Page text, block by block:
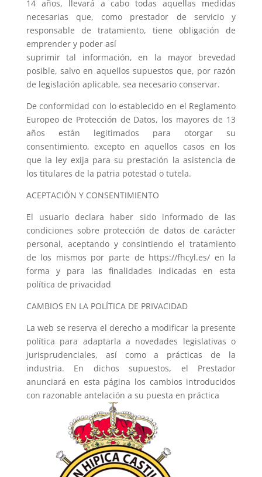
14 años, llevará a cabo todas aquellas medidas
necesarias que, como prestador de servicio y
responsable de tratamiento, tiene obligación de
emprender y poder así
suprimir tal información, en la mayor brevedad
posible, salvo en aquellos supuestos que, por razón
de legislación aplicable, sea necesario conservar.
De conformidad con lo establecido en el Reglamento
Europeo de Protección de Datos, los mayores de 13
años están legitimados para otorgar su
consentimiento, excepto en aquellos casos en los
que la ley exija para su prestación la asistencia de
los titulares de la patria potestad o tutela.
ACEPTACIÓN Y CONSENTIMIENTO
El usuario declara haber sido informado de las
condiciones sobre protección de datos de carácter
personal, aceptando y consintiendo el tratamiento
de los mismos por parte de https://fhcyl.es/ en la
forma y para las finalidades indicadas en esta
política de privacidad
CAMBIOS EN LA POLÍTICA DE PRIVACIDAD
La web se reserva el derecho a modificar la presente
política para adaptarla a novedades legislativas o
jurisprudenciales, así como a prácticas de la
industria. En dichos supuestos, el Prestador
anunciará en esta página los cambios introducidos
con razonable antelación a su puesta en práctica